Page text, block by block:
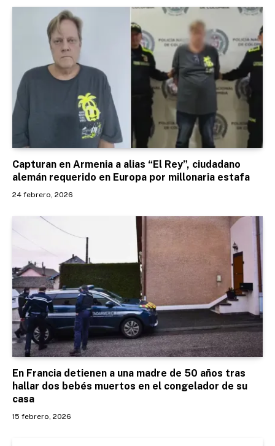
Capturan en Armenia a alias “El Rey”, ciudadano
alemán requerido en Europa por millonaria estafa
24 febrero, 2026
En Francia detienen a una madre de 50 años tras
hallar dos bebés muertos en el congelador de su
casa
15 febrero, 2026